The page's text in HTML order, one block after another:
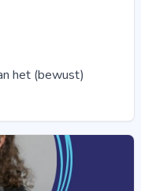
het (bewust)